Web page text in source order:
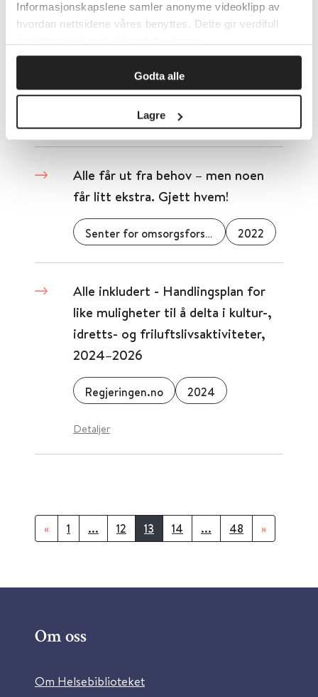
Informasjonskapslene samler anonyme videoklipp av
hvordan nettsidene våres benyttes. Dette gir verdifull
Godta alle
Lagre
Alle barn har rett til en trygg
barndom
Norsk Sykepleierforbund (NSF)
Alle får ut fra behov – men noen
får litt ekstra. Gjett hvem!
Senter for omsorgsforskning 2022
Alle inkludert - Handlingsplan for
like muligheter til å delta i kultur-,
idretts- og friluftslivsaktiviteter,
2024–2026
Regjeringen.no 2024
Detaljer
« 1 ... 12 13 14 ... 48 »
Om oss
Om Helsebiblioteket